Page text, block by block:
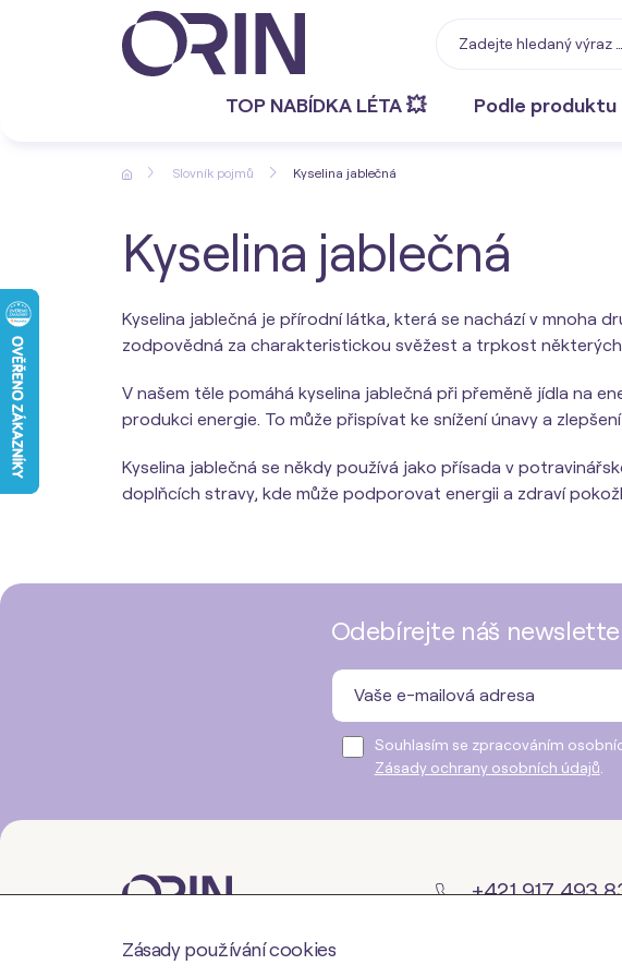
TOP NABÍDKA LÉTA 💥 Podle produktu
Slovník pojmů Kyselina jablečná
Kyselina jablečná
Kyselina jablečná je přírodní látka, která se nachází v mnoha
zodpovědná za charakteristickou svěžest a trpkost
V našem těle pomáhá kyselina jablečná při přeměně jídla na
produkci energie. To může přispívat ke snížení únavy a
Kyselina jablečná se někdy používá jako přísada v
doplňcích stravy, kde může podporovat energii a zdraví
Odebírejte náš
Souhlasím se zpracováním
Zásady ochrany osobních údajů
+421 917 493
Zásady používání cookies